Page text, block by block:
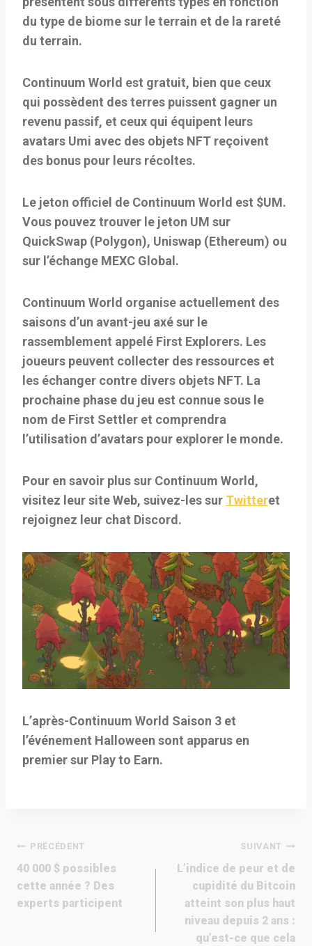
du type de biome sur le terrain et de la rareté
du terrain.
Continuum World est gratuit, bien que ceux
qui possèdent des terres puissent gagner un
revenu passif, et ceux qui équipent leurs
avatars Umi avec des objets NFT reçoivent
des bonus pour leurs récoltes.
Le jeton officiel de Continuum World est $UM.
Vous pouvez trouver le jeton UM sur
QuickSwap (Polygon), Uniswap (Ethereum) ou
sur l’échange MEXC Global.
Continuum World organise actuellement des
saisons d’un avant-jeu axé sur le
rassemblement appelé First Explorers. Les
joueurs peuvent collecter des ressources et
les échanger contre divers objets NFT. La
prochaine phase du jeu est connue sous le
nom de First Settler et comprendra
l’utilisation d’avatars pour explorer le monde.
Pour en savoir plus sur Continuum World,
visitez leur site Web, suivez-les sur Twitteret
rejoignez leur chat Discord.
L’après-Continuum World Saison 3 et
l’événement Halloween sont apparus en
premier sur Play to Earn.
Navigation
de
l’article
PRÉCÉDENT
40 000 $ possibles
cette année ? Des
experts participent
SUIVANT
L’indice de peur et de
cupidité du Bitcoin
atteint son plus haut
niveau depuis 2 ans :
qu’est-ce que cela